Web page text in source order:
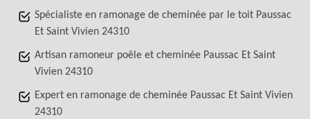
Spécialiste en ramonage de cheminée par le toit Paussac
Et Saint Vivien 24310
Artisan ramoneur poêle et cheminée Paussac Et Saint
Vivien 24310
Expert en ramonage de cheminée Paussac Et Saint Vivien
24310